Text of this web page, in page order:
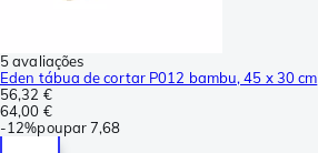
5 avaliações
Eden tábua de cortar P012 bambu, 45 x 30 cm
56,32 €
64,00 €
-12%poupar7,68